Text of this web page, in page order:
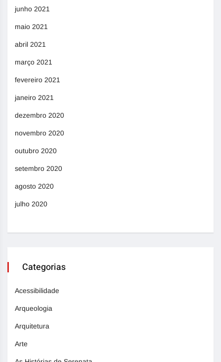
junho 2021
maio 2021
abril 2021
março 2021
fevereiro 2021
janeiro 2021
dezembro 2020
novembro 2020
outubro 2020
setembro 2020
agosto 2020
julho 2020
Categorias
Acessibilidade
Arqueologia
Arquitetura
Arte